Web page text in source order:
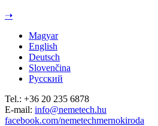
Jump to navigation
➝
Magyar
English
Deutsch
Slovenčina
Русский
Tel.: +36 20 235 6878
E-mail: info@nemetech.hu
facebook.com/nemetechmernokiroda